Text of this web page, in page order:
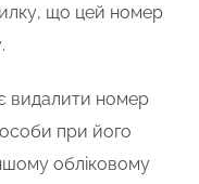
що цей номер
видалити номер
особи при його
обліковому